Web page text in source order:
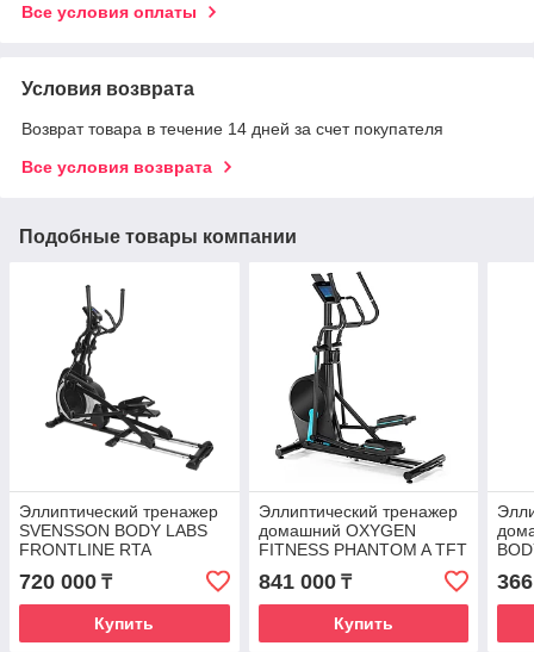
Все условия оплаты
Условия возврата
Возврат товара в течение 14 дней за счет покупателя
Все условия возврата
Подобные товары компании
Эллиптический тренажер
SVENSSON BODY LABS
FRONTLINE RTA
720 000 ₸
Купить
Эллиптический тренажер
домашний OXYGEN
FITNESS PHANTOM A TFT
841 000₸
Купить